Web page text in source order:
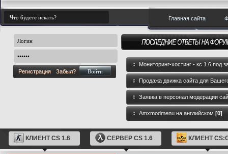
Главная сайта
Регистрация Забыл?
Мониторинг-хостинг - кс 1.6 под
Продажа движка сайта для
GameCMS[0]
Заявка в персонал модерации
Amxmodmenu на английском [0]
КЛИЕНТ CS 1.6 СЕРВЕР CS 1.6 КЛИЕНТ